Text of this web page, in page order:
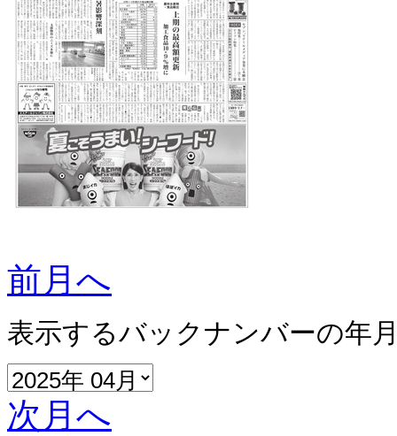
前月へ
表示するバックナンバーの年
次月へ